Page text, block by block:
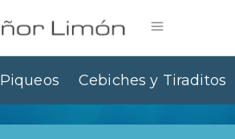
Piqueos Cebiches y Tiraditos